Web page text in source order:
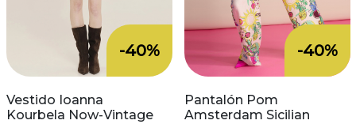
-40%
Vestido Ioanna
Kourbela Now-Vintage
-40%
Pantalón Pom
Amsterdam Sicilian